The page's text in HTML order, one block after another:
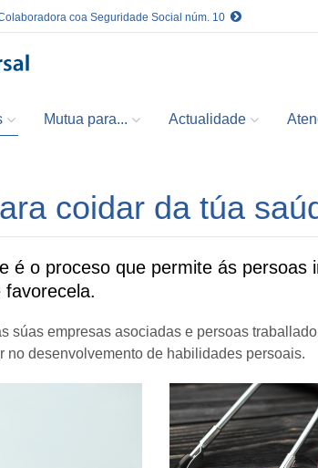
coa Seguridade Social núm. 10
Mutua para... Actualidade
coidar da túa
é o proceso que permite ás
súas empresas asociadas e persoas
no desenvolvemento de habilidades persoais.